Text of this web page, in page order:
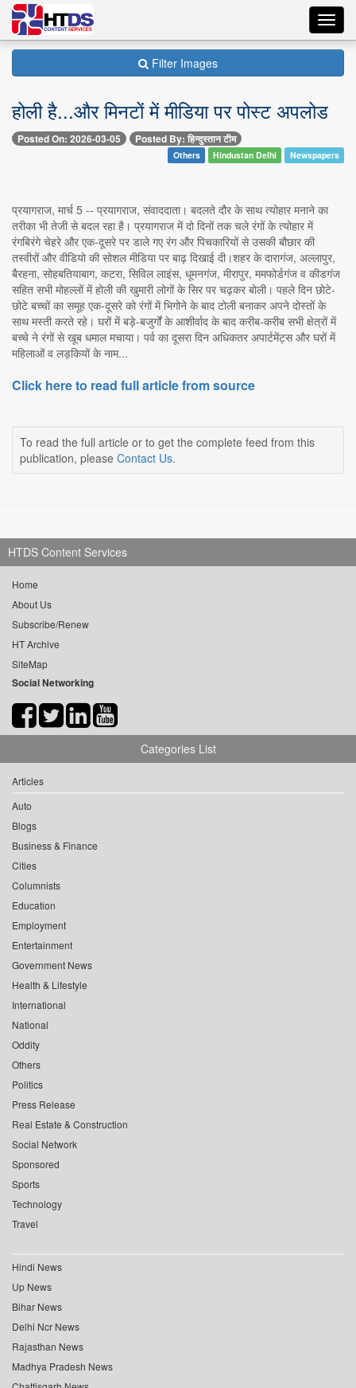
Filter Images
होली है...और मिनटों में मीडिया पर पोस्ट अपलोड
Posted On: 2026-03-05 Posted By: हिन्दुस्तान टीम
Others Hindustan Delhi Newspapers
प्रयागराज, मार्च 5 -- प्रयागराज, संवाददाता। बदलते दौर के साथ त्योहार मनाने का
तरीका भी तेजी से बदल रहा है। प्रयागराज में दो दिनों तक चले रंगों के त्योहार में
रंगबिरंगे चेहरे और एक-दूसरे पर डाले गए रंग और पिचकारियों से उसकी बौछार की
तस्वीरों और वीडियो की सोशल मीडिया पर बाढ़ दिखाई दी।शहर के दारागंज, अल्लापुर,
बैरहना, सोहबतियाबाग, कटरा, सिविल लाइंस, धूमनगंज, मीरापुर, ममफोर्डगंज व कीडगंज
सहित सभी मोहल्लों में होली की खुमारी लोगों के सिर पर चढ़कर बोली। पहले दिन छोटे-
छोटे बच्चों का समूह एक-दूसरे को रंगों में भिगोने के बाद टोली बनाकर अपने दोस्तों के
साथ मस्ती करते रहे। घरों में बड़े-बजुर्गों के आशीर्वाद के बाद करीब-करीब सभी क्षेत्रों में
बच्चे ने रंगों से खूब धमाल मचाया। पर्व का दूसरा दिन अधिकतर अपार्टमेंट्स और घरों में
महिलाओं व लड़कियों के नाम...
Click here to read full article from source
To read the full article or to get the complete feed from this
publication, please Contact Us.
HTDS Content Services
Home
About Us
Subscribe/Renew
HT Archive
SiteMap
Social Networking
Categories List
Articles
Auto
Blogs
Business & Finance
Cities
Columnists
Education
Employment
Entertainment
Government News
Health & Lifestyle
International
National
Oddity
Others
Politics
Press Release
Real Estate & Construction
Social Network
Sponsored
Sports
Technology
Travel
Hindi News
Up News
Bihar News
Delhi Ncr News
Rajasthan News
Madhya Pradesh News